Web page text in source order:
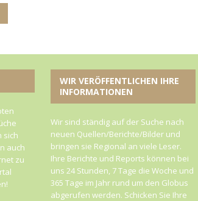
sich
auch
zu
WIR VERÖFFENTLICHEN IHRE
INFORMATIONEN
Wir sind ständig auf der Suche nach
neuen Quellen/Berichte/Bilder und
bringen sie Regional an viele Leser.
Ihre Berichte und Reports können bei
uns 24 Stunden, 7 Tage die Woche und
365 Tage im Jahr rund um den Globus
abgerufen werden. Schicken Sie Ihre